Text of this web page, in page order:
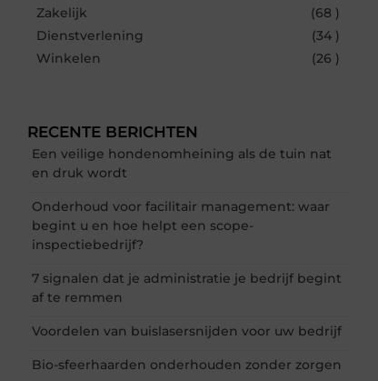
Zakelijk
(68 )
Dienstverlening
(34 )
Winkelen
(26 )
RECENTE BERICHTEN
Een veilige hondenomheining als de tuin nat
en druk wordt
Onderhoud voor facilitair management: waar
begint u en hoe helpt een scope-
inspectiebedrijf?
7 signalen dat je administratie je bedrijf begint
af te remmen
Voordelen van buislasersnijden voor uw bedrijf
Bio-sfeerhaarden onderhouden zonder zorgen